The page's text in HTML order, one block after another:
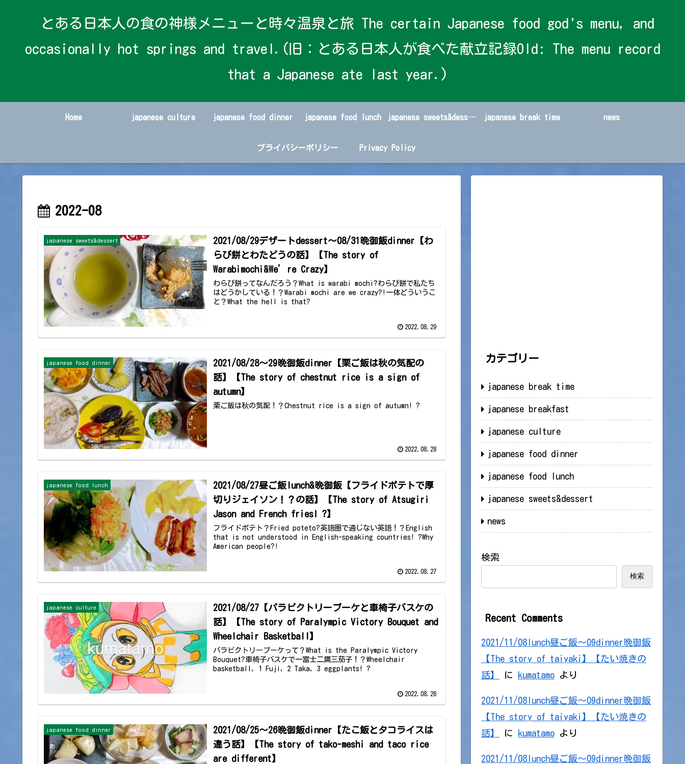
とある日本人の食の神様メニューと時々温泉と旅 The certain Japanese food god's menu, and
occasionally hot springs and travel.(旧：とある日本人が食べた献立記録Old: The menu record
that a Japanese ate last year.)
Home japanese culture japanese food dinner japanese food lunch japanese sweets&dessert japanese break time news
プライバシーポリシー Privacy Policy
2022-08
japanese sweets&dessert
2021/08/29デザートdessert～08/31晩御飯dinner【わ
らび餅とわたどうの話】【The story of
Warabimochi&We’re Crazy】
わらび餅ってなんだろう？What is warabi mochi?わらび餅で私たち
はどうかしている！？Warabi mochi are we crazy?!一体どういうこ
と？What the hell is that?
2022.08.29
japanese food dinner
2021/08/28～29晩御飯dinner【栗ご飯は秋の気配の
話】【The story of chestnut rice is a sign of
autumn】
栗ご飯は秋の気配！？Chestnut rice is a sign of autumn! ?
2022.08.28
japanese food lunch
2021/08/27昼ご飯lunch&晩御飯【フライドポテトで厚
切りジェイソン！？の話】【The story of Atsugiri
Jason and French fries! ?】
フライドポテト？Fried poteto?英語圏で通じない英語！？English
that is not understood in English-speaking countries! ?Why
American people?!
2022.08.27
japanese culture
2021/08/27【パラビクトリーブーケと車椅子バスケの
話】【The story of Paralympic Victory Bouquet and
Wheelchair Basketball】
パラビクトリーブーケって？What is the Paralympic Victory
Bouquet?車椅子バスケで一富士二鷹三茄子！？Wheelchair
basketball, 1 Fuji, 2 Taka, 3 eggplants! ?
2022.08.26
japanese food dinner
2021/08/25～26晩御飯dinner【たこ飯とタコライスは
違う話】【The story of tako-meshi and taco rice
are different】
カテゴリー
japanese break time
japanese breakfast
japanese culture
japanese food dinner
japanese food lunch
japanese sweets&dessert
news
検索
検索
Recent Comments
2021/11/08lunch昼ご飯～09dinner晩御飯
【The story of taiyaki】【たい焼きの
話】
に kumatamo より
2021/11/08lunch昼ご飯～09dinner晩御飯
【The story of taiyaki】【たい焼きの
話】
に kumatamo より
2021/11/08lunch昼ご飯～09dinner晩御飯